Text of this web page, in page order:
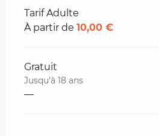
Tarifs 2026
Tarif Adulte
À partir de 10,00 €
Gratuit
Jusqu'à 18 ans
—